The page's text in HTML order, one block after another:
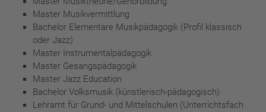
Master Musikvermittlung
Bachelor Elementare Musikpädagogik (Profil klassisch
oder Jazz)
Master Instrumentalpädagogik
Master Gesangspädagogik
Master Jazz Education
Bachelor Volksmusik (künstlerisch-pädagogisch)
Lehramt für Grund- und Mittelschulen (Unterrichtsfach